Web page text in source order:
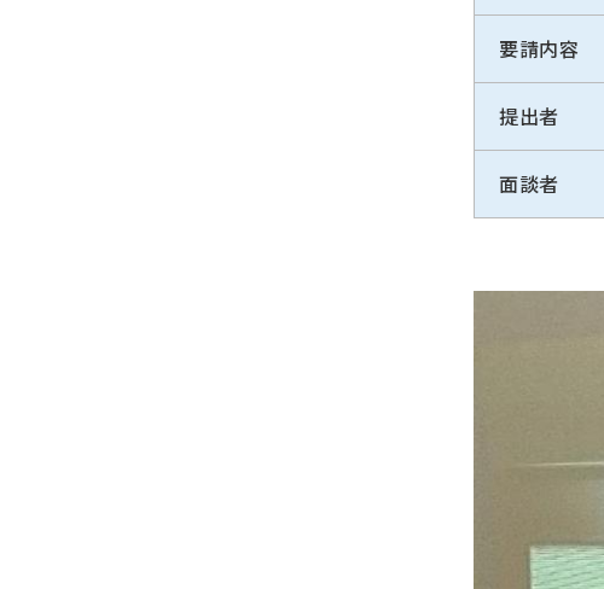
要請内容
提出者
面談者